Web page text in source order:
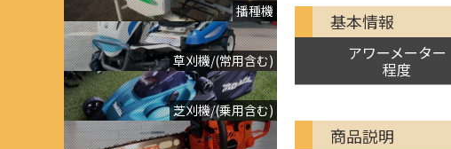
播種機
草刈機/(常用含む)
芝刈機/(乗用含む)
基本情報
アワーメーター
程度
商品説明